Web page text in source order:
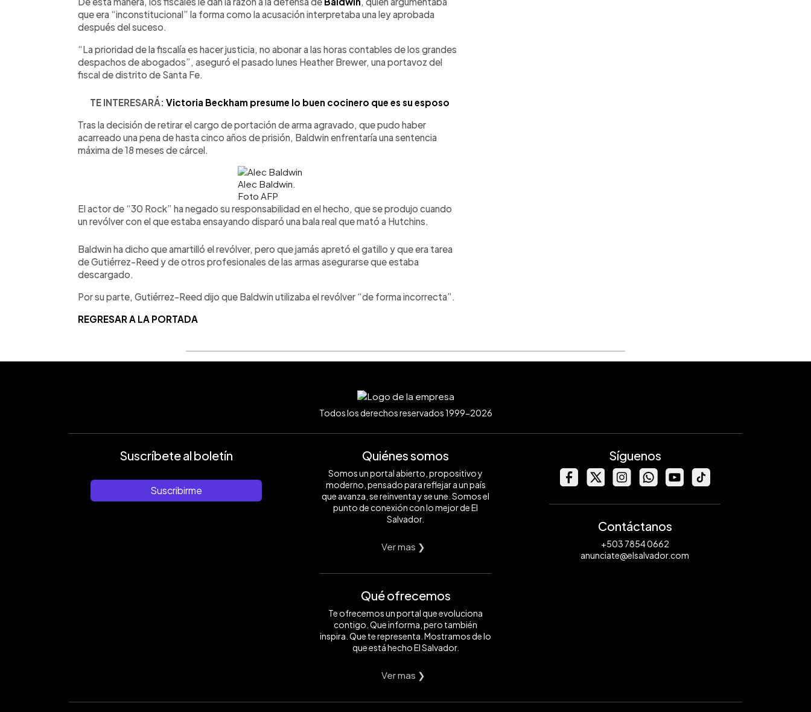
que era “inconstitucional” la forma como la acusación interpretaba una ley aprobada
después del suceso.
“La prioridad de la fiscalía es hacer justicia, no abonar a las horas contables de los grandes
despachos de abogados”, aseguró el pasado lunes Heather Brewer, una portavoz del
fiscal de distrito de Santa Fe.
TE INTERESARÁ: Victoria Beckham presume lo buen cocinero que es su esposo
Tras la decisión de retirar el cargo de portación de arma agravado, que pudo haber
acarreado una pena de hasta cinco años de prisión, Baldwin enfrentaría una sentencia
máxima de 18 meses de cárcel.
Alec Baldwin.
Foto AFP
El actor de “30 Rock” ha negado su responsabilidad en el hecho, que se produjo cuando
un revólver con el que estaba ensayando disparó una bala real que mató a Hutchins.
Baldwin ha dicho que amartilló el revólver, pero que jamás apretó el gatillo y que era tarea
de Gutiérrez-Reed y de otros profesionales de las armas asegurarse que estaba
descargado.
Por su parte, Gutiérrez-Reed dijo que Baldwin utilizaba el revólver “de forma incorrecta”.
REGRESAR A LA PORTADA
Todos los derechos reservados 1999-2026
Suscríbete al boletín
Suscribirme
Quiénes somos
Somos un portal abierto, propositivo y
moderno, pensado para reflejar a un país
que avanza, se reinventa y se une. Somos el
punto de conexión con lo mejor de El
Salvador.
Ver mas ❯
Qué ofrecemos
Te ofrecemos un portal que evoluciona
contigo. Que informa, pero también
inspira. Que te representa. Mostramos de lo
que está hecho El Salvador.
Ver mas ❯
Síguenos
Contáctanos
+503 7854 0662
anunciate@elsalvador.com